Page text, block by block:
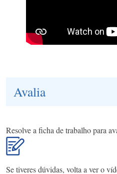
Avalia
Resolve a ficha de trabalho para
Se tiveres dúvidas, volta a ver o